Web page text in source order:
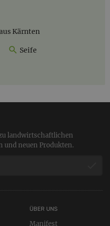
Kärnten
Seife
landwirtschaftlichen
und neuen Produkten.
ÜBER UNS
Manifest